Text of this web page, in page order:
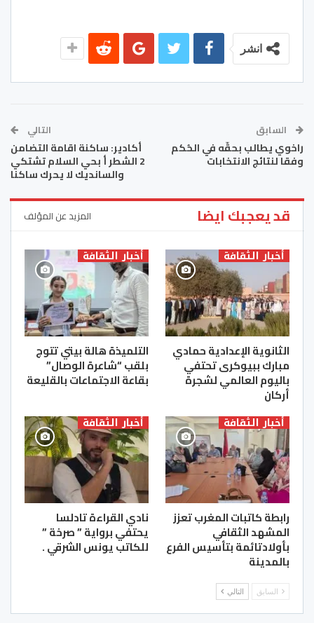
انشر
السابق
راخوي يطالب بحقّه في الحُكم
وفقا لنتائج الانتخابات
التالي
أكادير: ساكنة اقامة التضامن
2 الشطر أ بحي السلام تشتكي
والسانديك لا يحرك ساكنا
قد يعجبك ايضا المزيد عن المؤلف
أخبار الثقافة
الثانوية الإعدادية حمادي
مبارك ببيوكرى تحتفي
باليوم العالمي لشجرة
أركان
أخبار الثقافة
التلميذة هالة بيتي تتوج
بلقب “شاعرة الوصال”
بقاعة الاجتماعات بالقليعة
أخبار الثقافة
رابطة كاتبات المغرب تعزز
المشهد الثقافي
بأولادتائمة بتأسيس الفرع
بالمدينة
أخبار الثقافة
نادي القراءة تادلسا
يحتفي برواية ” صرخة ”
للكاتب يونس الشرقي .
السابق التالي